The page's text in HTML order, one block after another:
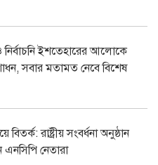
ইশতেহারের আলোকে
সবার মতামত নেবে বিশেষ
বিতর্ক: রাষ্ট্রীয় সংবর্ধনা অনুষ্ঠান
নেতারা